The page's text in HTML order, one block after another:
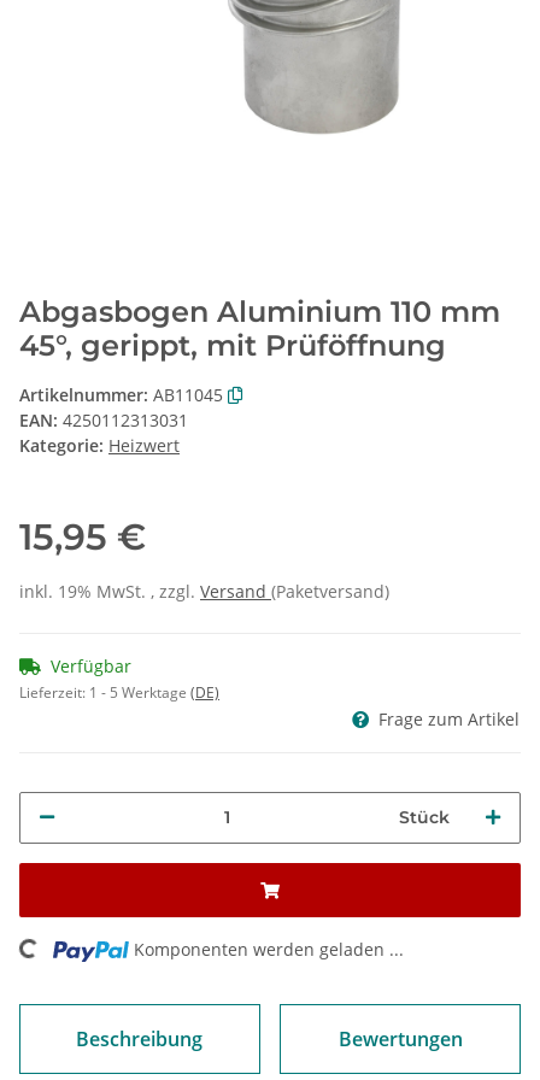
Abgasbogen Aluminium 110 mm
45°, gerippt, mit Prüföffnung
Artikelnummer: AB11045
EAN: 4250112313031
Kategorie: Heizwert
15,95 €
inkl. 19% MwSt. , zzgl. Versand (Paketversand)
Verfügbar
Lieferzeit: 1 - 5 Werktage (DE)
Frage zum Artikel
Stück
Komponenten werden geladen ...
Beschreibung Bewertungen